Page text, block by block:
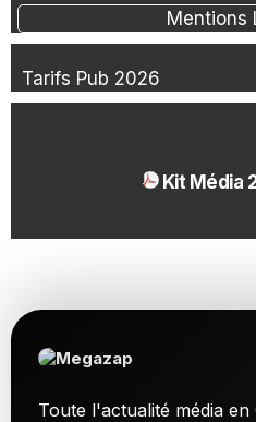
Mentions
Tarifs Pub 2026
Kit Média
Toute l'actualité média